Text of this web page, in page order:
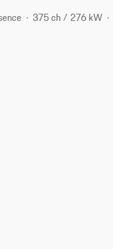
375 ch / 276 kW